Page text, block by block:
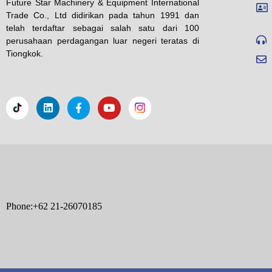
Future Star Machinery & Equipment International
Trade Co., Ltd didirikan pada tahun 1991 dan
telah terdaftar sebagai salah satu dari 100
perusahaan perdagangan luar negeri teratas di
Tiongkok.
Phone:+62 21-26070185